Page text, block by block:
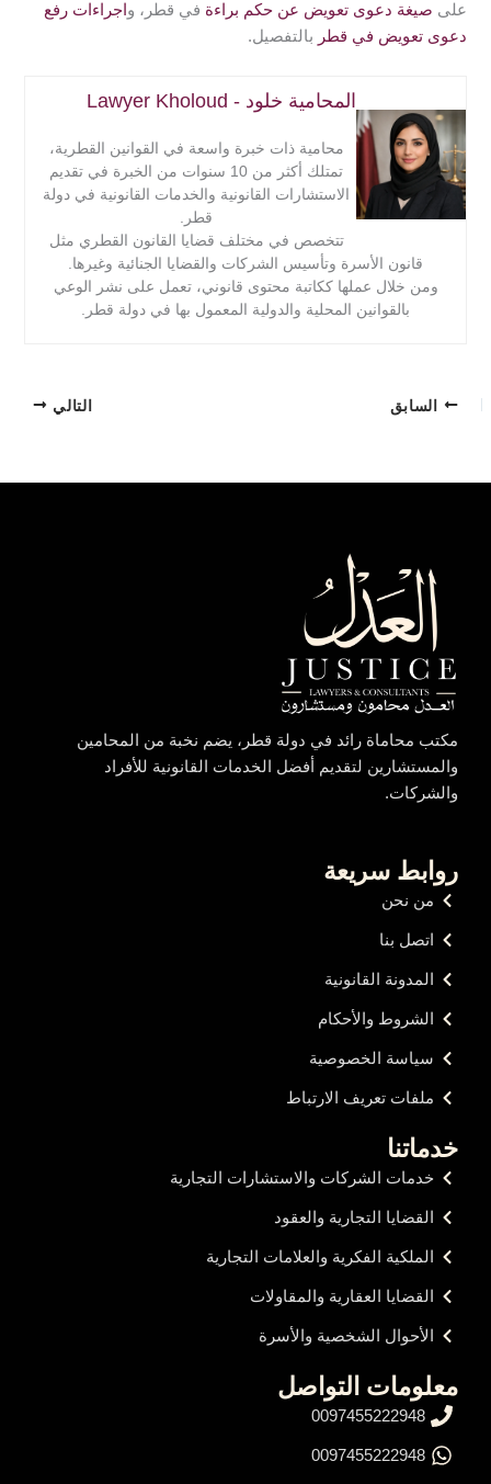
على صيغة دعوى تعويض عن حكم براءة في قطر، و اجراءات رفع
دعوى تعويض في قطر بالتفصيل.
المحامية خلود - Lawyer Kholoud
محامية ذات خبرة واسعة في القوانين القطرية،
تمتلك أكثر من 10 سنوات من الخبرة في تقديم
الاستشارات القانونية والخدمات القانونية في دولة
قطر.
تتخصص في مختلف قضايا القانون القطري مثل
قانون الأسرة وتأسيس الشركات والقضايا الجنائية وغيرها.
ومن خلال عملها ككاتبة محتوى قانوني، تعمل على نشر الوعي
بالقوانين المحلية والدولية المعمول بها في دولة قطر.
السابق التالي
مكتب محاماة رائد في دولة قطر، يضم نخبة من المحامين
والمستشارين لتقديم أفضل الخدمات القانونية للأفراد
والشركات.
روابط سريعة
من نحن
اتصل بنا
المدونة القانونية
الشروط والأحكام
سياسة الخصوصية
ملفات تعريف الارتباط
خدماتنا
خدمات الشركات والاستشارات التجارية
القضايا التجارية والعقود
الملكية الفكرية والعلامات التجارية
القضايا العقارية والمقاولات
الأحوال الشخصية والأسرة
معلومات التواصل
0097455222948
0097455222948